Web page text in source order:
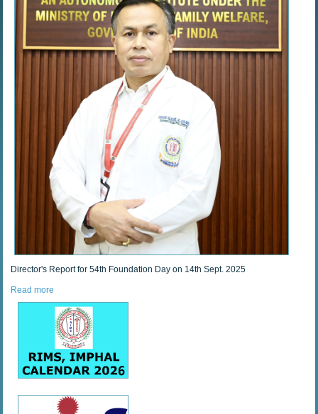
Director's Report for 54th Foundation Day on 14th Sept. 2025
Read more